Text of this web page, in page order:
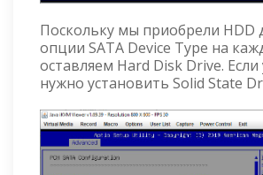
Поскольку мы приобрели HDD
опции SATA Device Type на
оставляем Hard Disk Drive. Если
нужно установить Solid State